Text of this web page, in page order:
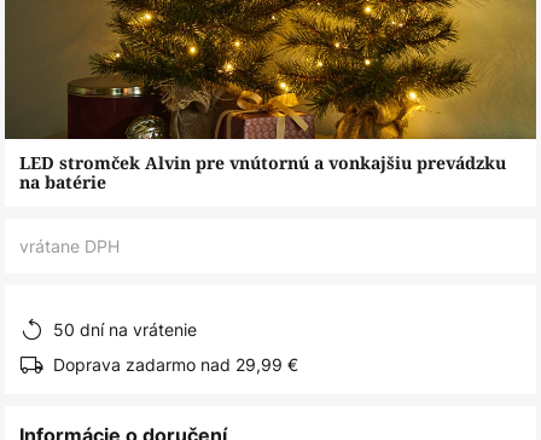
Preskočiť
na
galérie
LED stromček Alvin pre vnútornú a vonkajšiu prevádzku
na batérie
vrátane DPH
50 dní na vrátenie
Doprava zadarmo nad 29,99 €
Informácie o doručení